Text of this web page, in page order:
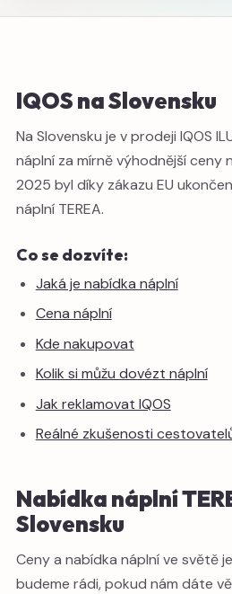
IQOS na Slovensku
Na Slovensku je v prodeji IQOS
náplní za mírně výhodnější ceny
2025 byl díky zákazu EU
náplní TEREA.
Co se dozvíte:
Jaká je nabídka náplní
Cena náplní
Kde nakupovat
Kolik si můžu dovézt náplní
Jak reklamovat IQOS
Reálné zkušenosti
Nabídka náplní
Slovensku
Ceny a nabídka náplní ve světě
budeme rádi, pokud nám dáte